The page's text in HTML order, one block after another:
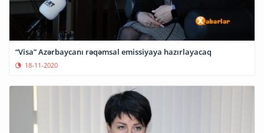
“Visa” Azərbaycanı rəqəmsal emissiyaya hazırlayacaq
18-11-2020